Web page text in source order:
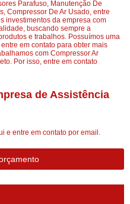
Parafuso, Manutenção De
Compressor De Ar Usado, entre
investimentos da empresa com
buscando sempre a
e trabalhos. Possuímos uma
em contato para obter mais
com Compressor Ar
Por isso, entre em contato
de Assistência
e entre em contato por email.